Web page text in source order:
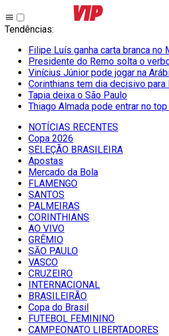
Tendências:
Filipe Luís ganha carta branca no
Presidente do Remo solta o
Vinícius Júnior pode jogar na
Corinthians tem dia decisivo para
Tapia deixa o São Paulo
Thiago Almada pode entrar no top
NOTÍCIAS RECENTES
Copa 2026
SELEÇÃO BRASILEIRA
Apostas
Mercado da Bola
FLAMENGO
SANTOS
PALMEIRAS
CORINTHIANS
AO VIVO
GRÊMIO
SĀO PAULO
VASCO
CRUZEIRO
INTERNACIONAL
BRASILEIRÃO
Copa do Brasil
FUTEBOL FEMININO
CAMPEONATO LIBERTADORES